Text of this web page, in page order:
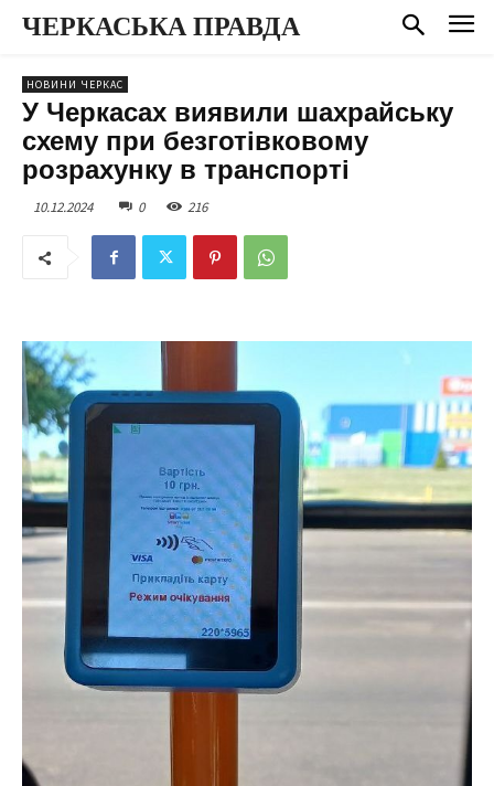
ЧЕРКАСЬКА ПРАВДА
НОВИНИ ЧЕРКАС
У Черкасах виявили шахрайську
схему при безготівковому
розрахунку в транспорті
10.12.2024 0 216